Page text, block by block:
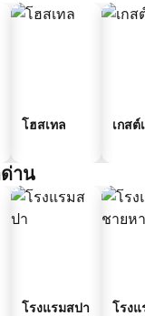
โฮสเทล เกสต์
าน
โรงแรมสปา
โรง